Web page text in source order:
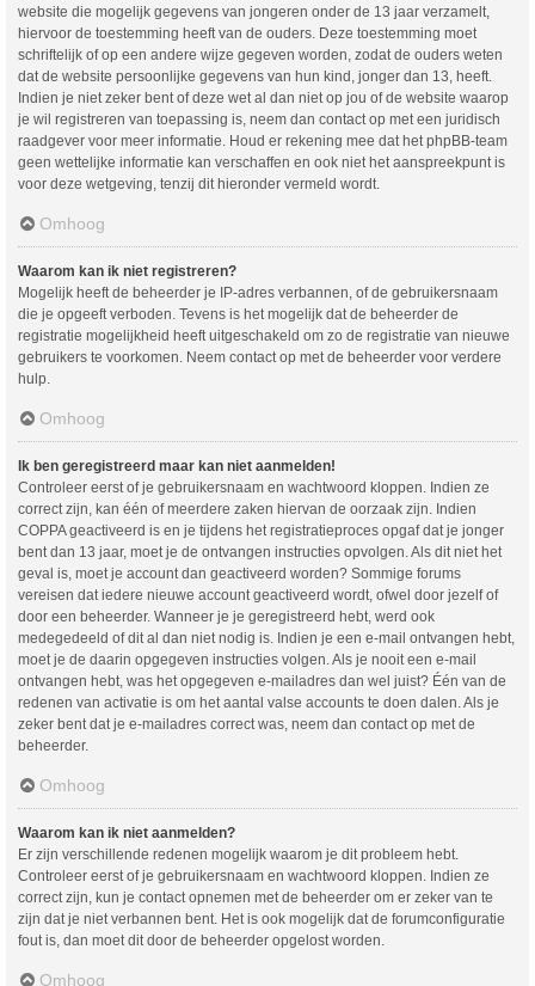
website die mogelijk gegevens van jongeren onder de 13 jaar verzamelt,
hiervoor de toestemming heeft van de ouders. Deze toestemming moet
schriftelijk of op een andere wijze gegeven worden, zodat de ouders weten
dat de website persoonlijke gegevens van hun kind, jonger dan 13, heeft.
Indien je niet zeker bent of deze wet al dan niet op jou of de website waarop
je wil registreren van toepassing is, neem dan contact op met een juridisch
raadgever voor meer informatie. Houd er rekening mee dat het phpBB-team
geen wettelijke informatie kan verschaffen en ook niet het aanspreekpunt is
voor deze wetgeving, tenzij dit hieronder vermeld wordt.
Omhoog
Waarom kan ik niet registreren?
Mogelijk heeft de beheerder je IP-adres verbannen, of de gebruikersnaam
die je opgeeft verboden. Tevens is het mogelijk dat de beheerder de
registratie mogelijkheid heeft uitgeschakeld om zo de registratie van nieuwe
gebruikers te voorkomen. Neem contact op met de beheerder voor verdere
hulp.
Omhoog
Ik ben geregistreerd maar kan niet aanmelden!
Controleer eerst of je gebruikersnaam en wachtwoord kloppen. Indien ze
correct zijn, kan één of meerdere zaken hiervan de oorzaak zijn. Indien
COPPA geactiveerd is en je tijdens het registratieproces opgaf dat je jonger
bent dan 13 jaar, moet je de ontvangen instructies opvolgen. Als dit niet het
geval is, moet je account dan geactiveerd worden? Sommige forums
vereisen dat iedere nieuwe account geactiveerd wordt, ofwel door jezelf of
door een beheerder. Wanneer je je geregistreerd hebt, werd ook
medegedeeld of dit al dan niet nodig is. Indien je een e-mail ontvangen hebt,
moet je de daarin opgegeven instructies volgen. Als je nooit een e-mail
ontvangen hebt, was het opgegeven e-mailadres dan wel juist? Één van de
redenen van activatie is om het aantal valse accounts te doen dalen. Als je
zeker bent dat je e-mailadres correct was, neem dan contact op met de
beheerder.
Omhoog
Waarom kan ik niet aanmelden?
Er zijn verschillende redenen mogelijk waarom je dit probleem hebt.
Controleer eerst of je gebruikersnaam en wachtwoord kloppen. Indien ze
correct zijn, kun je contact opnemen met de beheerder om er zeker van te
zijn dat je niet verbannen bent. Het is ook mogelijk dat de forumconfiguratie
fout is, dan moet dit door de beheerder opgelost worden.
Omhoog